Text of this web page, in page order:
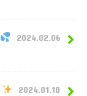
2024.02.06
2024.01.10